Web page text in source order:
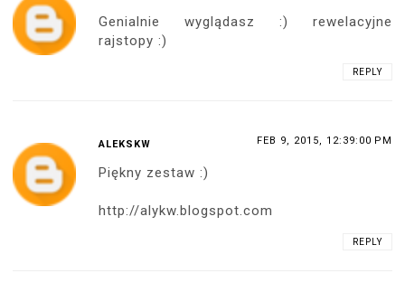
Genialnie wyglądasz :) rewelacyjne
rajstopy :)
REPLY
ALEKSKW FEB 9, 2015, 12:39:00 PM
Piękny zestaw :)
http://alykw.blogspot.com
REPLY